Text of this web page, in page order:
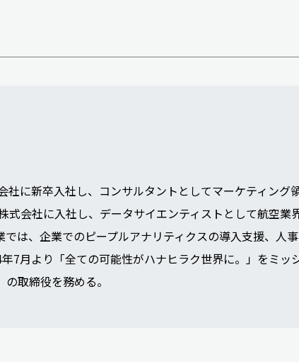
社に新卒入社し、コンサルタントとしてマーケティング
式会社に入社し、データサイエンティストとして航空業
では、企業でのピープルアナリティクスの導入支援、人
7月より「全ての可能性がハナヒラク世界に。」をミッ
取締役を務める。